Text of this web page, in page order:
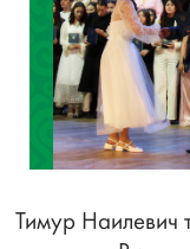
Тимур Наилевич